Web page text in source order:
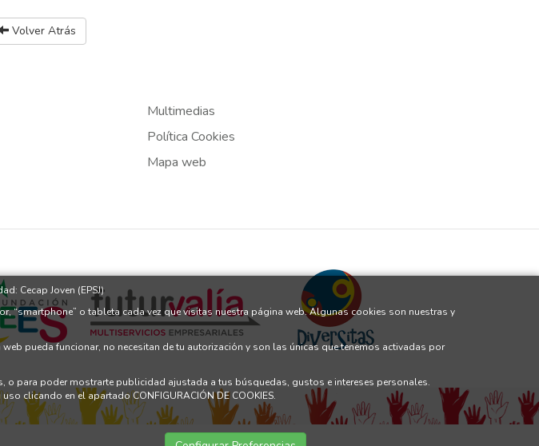
Volver Atrás
Multimedias
Política Cookies
Mapa web
Cecap Joven (EPSJ)
“smartphone” o tableta cada vez que visitas nuestra página web. Algunas cookies son nuestras y
pueda funcionar, no necesitan de tu autorización y son las únicas que tenemos activadas por
o para poder mostrarte publicidad ajustada a tus búsquedas, gustos e intereses personales.
clicando en el apartado CONFIGURACIÓN DE COOKIES.